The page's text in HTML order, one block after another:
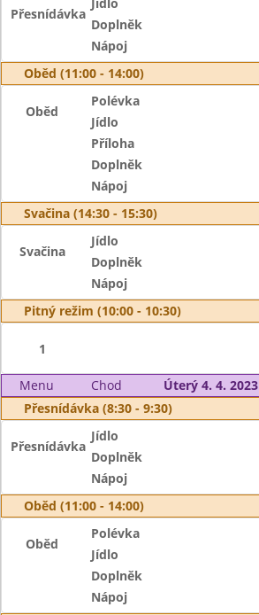
Přesnídávka
Doplněk
Nápoj
Oběd (11:00 - 14:00)
Oběd
Polévka
Jídlo
Příloha
Doplněk
Nápoj
Svačina (14:30 - 15:30)
Svačina
Jídlo
Doplněk
Nápoj
Pitný režim (10:00 - 10:30)
1
Menu Chod
Úterý 4. 4. 2023
Přesnídávka (8:30 - 9:30)
Přesnídávka
Jídlo
Doplněk
Nápoj
Oběd (11:00 - 14:00)
Oběd
Polévka
Jídlo
Doplněk
Nápoj